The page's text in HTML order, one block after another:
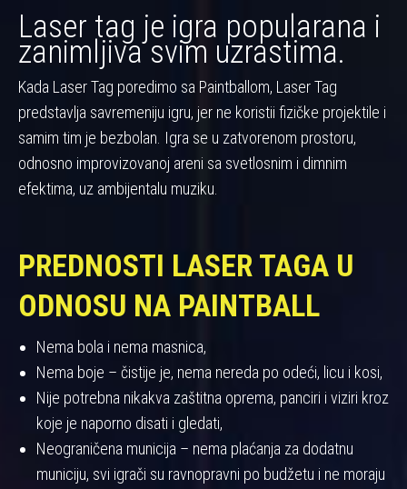
Laser tag je igra popularana i
zanimljiva svim uzrastima.
Kada Laser Tag poredimo sa Paintballom, Laser Tag
predstavlja savremeniju igru, jer ne koristii fizičke projektile i
samim tim je bezbolan. Igra se u zatvorenom prostoru,
odnosno improvizovanoj areni sa svetlosnim i dimnim
efektima, uz ambijentalu muziku.
PREDNOSTI LASER TAGA U
ODNOSU NA PAINTBALL
Nema bola i nema masnica,
Nema boje – čistije je, nema nereda po odeći, licu i kosi,
Nije potrebna nikakva zaštitna oprema, panciri i viziri kroz
koje je naporno disati i gledati,
Neograničena municija – nema plaćanja za dodatnu
municiju, svi igrači su ravnopravni po budžetu i ne moraju